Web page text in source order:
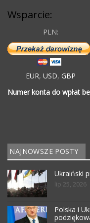
Wsparcie:
PLN:
EUR, USD, GBP
Numer konta do wpłat
NAJNOWSZE POSTY
Ukraiński
lip 25, 2026
Polska i